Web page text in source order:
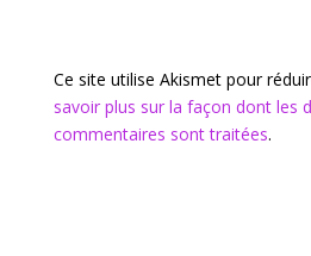
Ce site utilise Akismet pour
savoir plus sur la façon dont les
commentaires sont traitées.